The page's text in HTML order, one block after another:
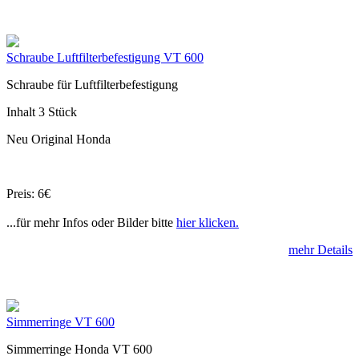
Schraube Luftfilterbefestigung VT 600
Schraube für Luftfilterbefestigung
Inhalt 3 Stück
Neu Original Honda
Preis: 6€
...für mehr Infos oder Bilder bitte hier klicken.
mehr Details
Simmerringe VT 600
Simmerringe Honda VT 600